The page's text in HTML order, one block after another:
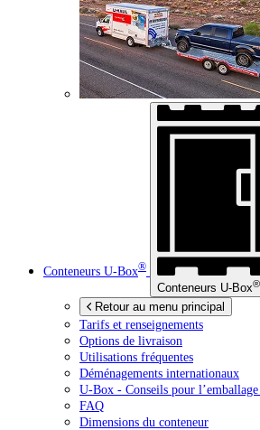
Conteneurs U-Box®
Conteneurs U-Box®
Retour au menu principal
Tarifs et renseignements
Options de livraison
Utilisations fréquentes
Déménagements internationaux
U-Box - Conseils pour
FAQ
Dimensions du conteneur